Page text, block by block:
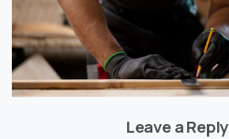
Leave a Reply